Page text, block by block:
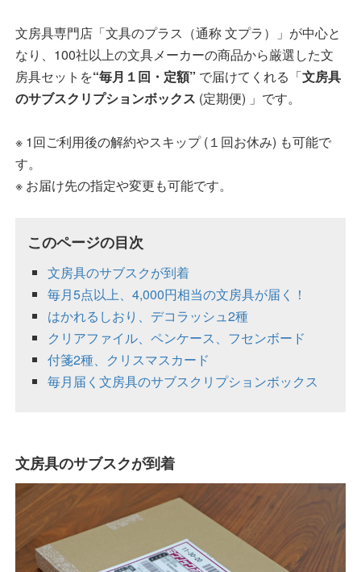
文房具専門店「文具のプラス（通称 文プラ）」が中心と
なり、100社以上の文具メーカーの商品から厳選した文
房具セットを“毎月１回・定額” で届けてくれる「文房具
のサブスクリプションボックス (定期便) 」です。
※ 1回ご利用後の解約やスキップ (１回お休み) も可能で
す。
※ お届け先の指定や変更も可能です。
このページの目次
文房具のサブスクが到着
毎月5点以上、4,000円相当の文房具が届く！
はかれるしおり、デコラッシュ2種
クリアファイル、ペンケース、フセンボード
付箋2種、クリスマスカード
毎月届く文房具のサブスクリプションボックス
文房具のサブスクが到着